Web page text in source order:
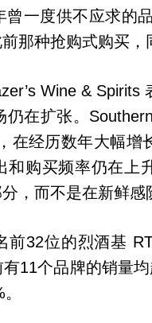
一度供不应求的
那种抢购式购买，
Wine & Spirits
在扩张。
在经历数年大幅增
和购买频率仍在上
，而不是在新鲜感
前32位的烈酒基
11个品牌的销量